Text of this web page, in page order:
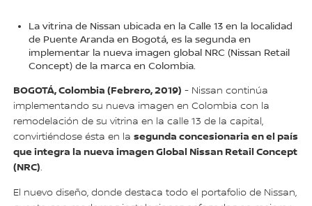
La vitrina de Nissan ubicada en la Calle 13 en la localidad
de Puente Aranda en Bogotá, es la segunda en
implementar la nueva imagen global NRC (Nissan Retail
Concept) de la marca en Colombia.
BOGOTÁ, Colombia (Febrero, 2019) - Nissan continúa
implementando su nueva imagen en Colombia con la
remodelación de su vitrina en la calle 13 de la capital,
convirtiéndose ésta en lasegunda concesionaria en el país
que integra la nueva imagen Global Nissan Retail Concept
(NRC).
El nuevo diseño, donde destaca todo el portafolio de Nissan,